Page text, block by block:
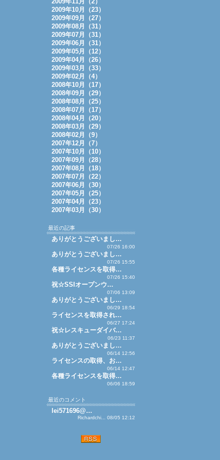
2009年10月（23）
2009年09月（27）
2009年08月（31）
2009年07月（31）
2009年06月（31）
2009年05月（12）
2009年04月（26）
2009年03月（33）
2009年02月（4）
2008年10月（17）
2008年09月（29）
2008年08月（25）
2008年07月（17）
2008年04月（20）
2008年03月（29）
2008年02月（9）
2007年12月（7）
2007年10月（10）
2007年09月（28）
2007年08月（18）
2007年07月（22）
2007年06月（30）
2007年05月（25）
2007年04月（23）
2007年03月（30）
最近の記事
ありがとうございまし…
07/26 16:00
ありがとうございまし…
07/26 15:55
各種ライセンスを取得…
07/26 15:40
祝☆SSIオープンウ…
07/06 13:09
ありがとうございまし…
06/29 18:54
ライセンスを取得され…
06/27 17:24
祝☆レスキューダイバ…
06/23 11:37
ありがとうございまし…
06/14 12:56
ライセンスの取得、お…
06/14 12:47
各種ライセンスを取得…
06/06 18:59
最近のコメント
lei571696@…
Richardchi... 08/05 12:12